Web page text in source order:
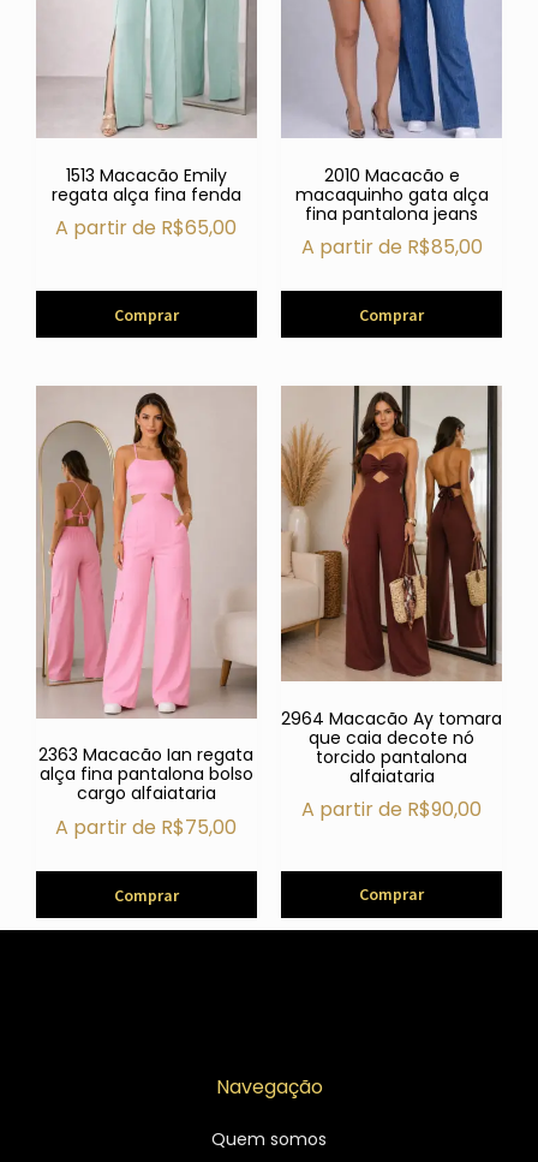
1513 Macacão Emily
regata alça fina fenda
A partir de R$65,00
Comprar
2010 Macacão e
macaquinho gata alça
fina pantalona jeans
A partir de R$85,00
Comprar
2363 Macacão Ian regata
alça fina pantalona bolso
cargo alfaiataria
A partir de R$75,00
Comprar
2964 Macacão Ay tomara
que caia decote nó
torcido pantalona
alfaiataria
A partir de R$90,00
Comprar
Navegação
Quem somos